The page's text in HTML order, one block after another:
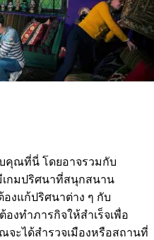
คุณที่นี่ โดยอาจรวมกับ
กมปริศนาที่สนุกสนาน
งแก้ปริศนาต่าง ๆ กับ
งทำภารกิจให้สำเร็จเพื่อ
ะได้สำรวจเมืองหรือสถานที่